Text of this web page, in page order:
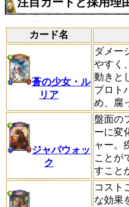
カード名
蒼の少女・ル
リア
ダメー
やすく
動きと
プロト
め、腐
ジャバウォッ
ク
盤面の
ーに変
ャー。
ことが
すこと
コスト
な効果